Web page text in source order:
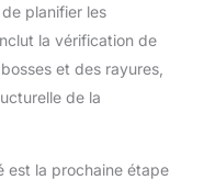
planifier les
la vérification de
et des rayures,
de la
est la prochaine étape